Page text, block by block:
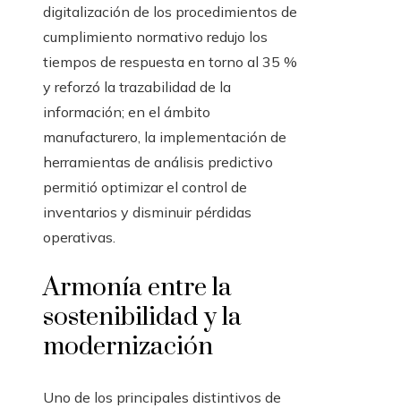
digitalización de los procedimientos de
cumplimiento normativo redujo los
tiempos de respuesta en torno al 35 %
y reforzó la trazabilidad de la
información; en el ámbito
manufacturero, la implementación de
herramientas de análisis predictivo
permitió optimizar el control de
inventarios y disminuir pérdidas
operativas.
Armonía entre la
sostenibilidad y la
modernización
Uno de los principales distintivos de